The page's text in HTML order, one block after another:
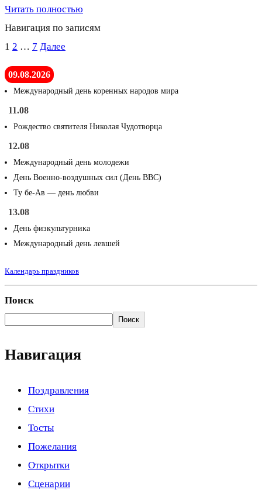
Читать полностью
Навигация по записям
1 2 … 7 Далее
09.08.2026
Международный день коренных народов мира
11.08
Рождество святителя Николая Чудотворца
12.08
Международный день молодежи
День Военно-воздушных сил (День ВВС)
Ту бе-Ав — день любви
13.08
День физкультурника
Международный день левшей
Календарь праздников
Поиск
Поиск
Навигация
Поздравления
Стихи
Тосты
Пожелания
Открытки
Сценарии